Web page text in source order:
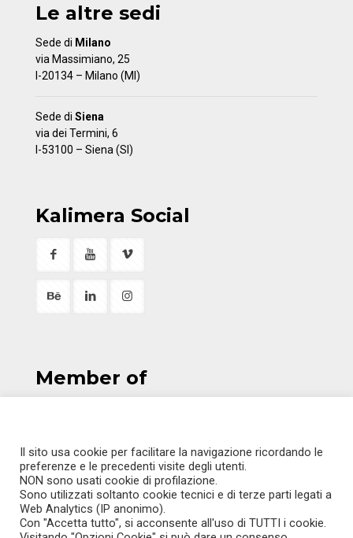
Le altre sedi
Sede di Milano
via Massimiano, 25
I-20134 – Milano (MI)
Sede di Siena
via dei Termini, 6
I-53100 – Siena (SI)
Kalimera Social
Member of
ITALIANO
ENGLISH
Il sito usa cookie per facilitare la navigazione ricordando le
preferenze e le precedenti visite degli utenti.
NON sono usati cookie di profilazione.
Sono utilizzati soltanto cookie tecnici e di terze parti legati a
Web Analytics (IP anonimo).
Con "Accetta tutto", si acconsente all'uso di TUTTI i cookie.